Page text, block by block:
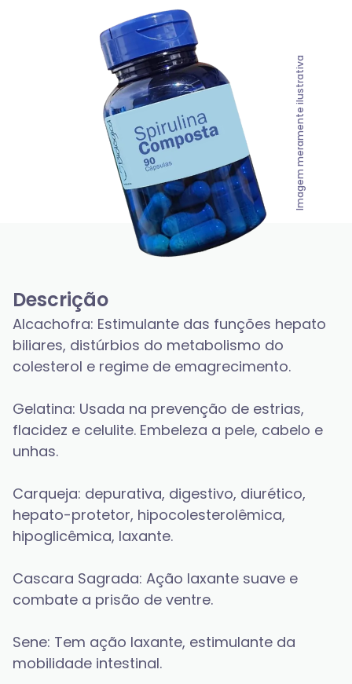
Imagem meramente ilustrativa
Descrição
Alcachofra: Estimulante das funções hepato
biliares, distúrbios do metabolismo do
colesterol e regime de emagrecimento.
Gelatina: Usada na prevenção de estrias,
flacidez e celulite. Embeleza a pele, cabelo e
unhas.
Carqueja: depurativa, digestivo, diurético,
hepato-protetor, hipocolesterolêmica,
hipoglicêmica, laxante.
Cascara Sagrada: Ação laxante suave e
combate a prisão de ventre.
Sene: Tem ação laxante, estimulante da
mobilidade intestinal.